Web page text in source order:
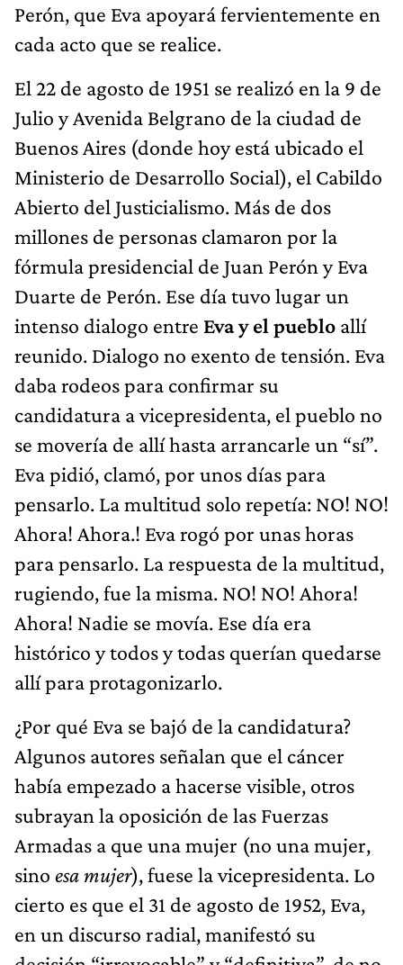
Perón, que Eva apoyará fervientemente en
cada acto que se realice.
El 22 de agosto de 1951 se realizó en la 9 de
Julio y Avenida Belgrano de la ciudad de
Buenos Aires (donde hoy está ubicado el
Ministerio de Desarrollo Social), el Cabildo
Abierto del Justicialismo. Más de dos
millones de personas clamaron por la
fórmula presidencial de Juan Perón y Eva
Duarte de Perón. Ese día tuvo lugar un
intenso dialogo entre Eva y el pueblo allí
reunido. Dialogo no exento de tensión. Eva
daba rodeos para confirmar su
candidatura a vicepresidenta, el pueblo no
se movería de allí hasta arrancarle un “sí”.
Eva pidió, clamó, por unos días para
pensarlo. La multitud solo repetía: NO! NO!
Ahora! Ahora.! Eva rogó por unas horas
para pensarlo. La respuesta de la multitud,
rugiendo, fue la misma. NO! NO! Ahora!
Ahora! Nadie se movía. Ese día era
histórico y todos y todas querían quedarse
allí para protagonizarlo.
¿Por qué Eva se bajó de la candidatura?
Algunos autores señalan que el cáncer
había empezado a hacerse visible, otros
subrayan la oposición de las Fuerzas
Armadas a que una mujer (no una mujer,
sino esa mujer), fuese la vicepresidenta. Lo
cierto es que el 31 de agosto de 1952, Eva,
en un discurso radial, manifestó su